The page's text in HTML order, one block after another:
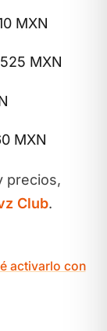
MXN
MXN
MXN
precios,
Club.
activarlo con